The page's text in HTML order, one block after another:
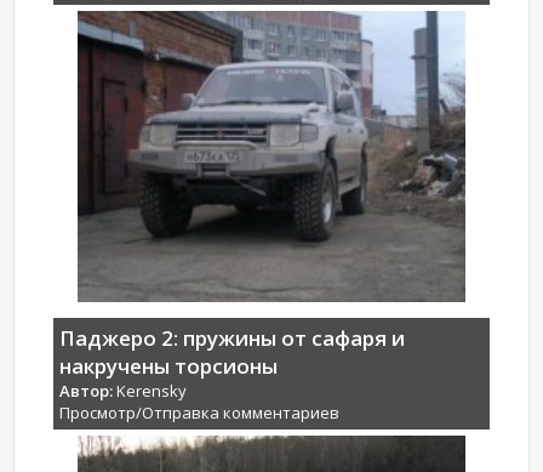
Паджеро 2: пружины от сафаря и
накручены торсионы
Автор:Kerensky
Просмотр/Отправка комментариев